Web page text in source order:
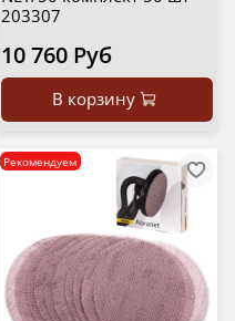
203307
10 760 Руб
В корзину
Рекомендуем